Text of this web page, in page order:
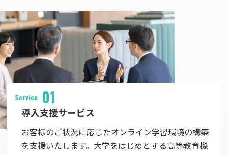
Service 01
導入支援サービス
お客様のご状況に応じたオンライン学習環境の構築
を支援いたします。大学をはじめとする高等教育機